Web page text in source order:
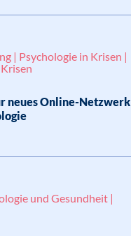
| Psychologie in Krisen |
neues Online-Netzwerk
und Gesundheit |